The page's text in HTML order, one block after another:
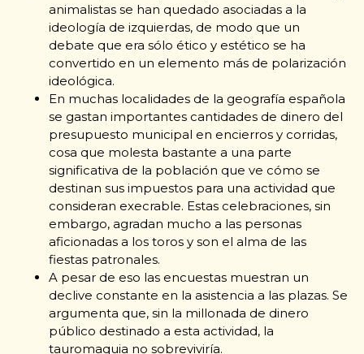
animalistas se han quedado asociadas a la
ideología de izquierdas, de modo que un
debate que era sólo ético y estético se ha
convertido en un elemento más de polarización
ideológica.
En muchas localidades de la geografía española
se gastan importantes cantidades de dinero del
presupuesto municipal en encierros y corridas,
cosa que molesta bastante a una parte
significativa de la población que ve cómo se
destinan sus impuestos para una actividad que
consideran execrable. Estas celebraciones, sin
embargo, agradan mucho a las personas
aficionadas a los toros y son el alma de las
fiestas patronales.
A pesar de eso las encuestas muestran un
declive constante en la asistencia a las plazas. Se
argumenta que, sin la millonada de dinero
público destinado a esta actividad, la
tauromaquia no sobreviviría.